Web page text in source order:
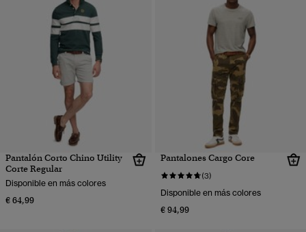
Pantalón Corto Chino Utility
Corte Regular
Disponible en más colores
€ 64,99
Pantalones Cargo Core
(3)
Disponible en más colores
€ 94,99